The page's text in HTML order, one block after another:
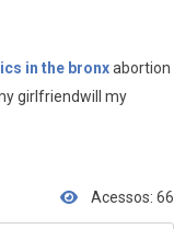
in the bronxabortion
girlfriendwill my
Acessos: 66